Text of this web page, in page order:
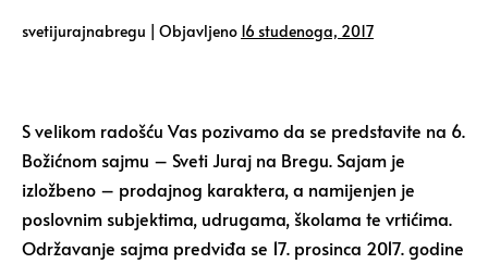
svetijurajnabregu | Objavljeno 16 studenoga, 2017
S velikom radošću Vas pozivamo da se predstavite na 6.
Božićnom sajmu – Sveti Juraj na Bregu. Sajam je
izložbeno – prodajnog karaktera, a namijenjen je
poslovnim subjektima, udrugama, školama te vrtićima.
Održavanje sajma predviđa se 17. prosinca 2017. godine